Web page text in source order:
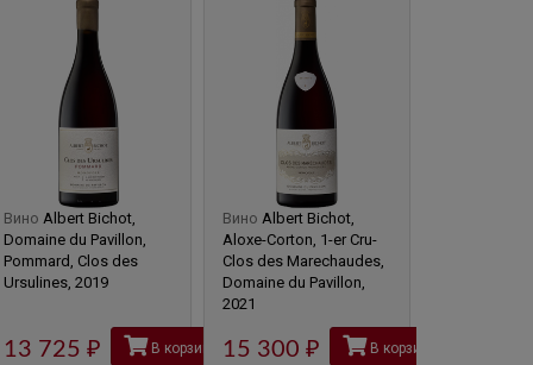
Вино Albert Bichot,
Domaine du Pavillon,
Pommard, Clos des
Ursulines, 2019
13 725 рубВ корзину
Вино Albert Bichot,
Aloxe-Corton, 1-er Cru-
Clos des Marechaudes,
Domaine du Pavillon,
2021
15 300 рубВ корзину